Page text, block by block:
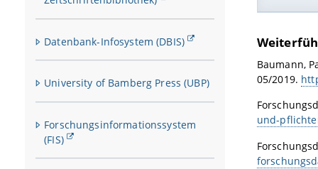
Datenbank-Infosystem (DBIS)
University of Bamberg Press (UBP)
Forschungsinformationssystem
(FIS)
Neben
Liegen
können
der zur
Eine
CC-BY
eine
mit den
können
Baumann,
05/2019.
und-